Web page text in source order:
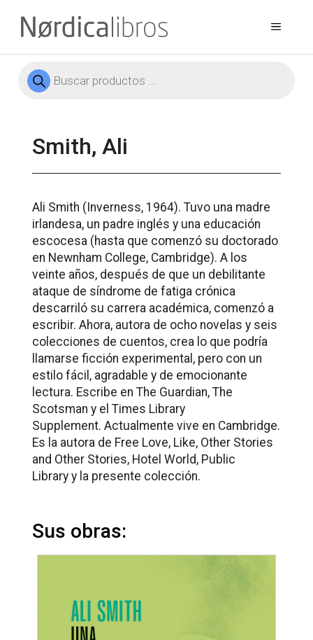
contenido
Menú
Búsqueda
de
Smith, Ali
Ali Smith (Inverness, 1964). Tuvo una madre
irlandesa, un padre inglés y una educación
escocesa (hasta que comenzó su doctorado
en Newnham College, Cambridge). A los
veinte años, después de que un debilitante
ataque de síndrome de fatiga crónica
descarriló su carrera académica, comenzó a
escribir. Ahora, autora de ocho novelas y seis
colecciones de cuentos, crea lo que podría
llamarse ficción experimental, pero con un
estilo fácil, agradable y de emocionante
lectura. Escribe en The Guardian, The
Scotsman y el Times Library
Supplement. Actualmente vive en Cambridge.
Es la autora de Free Love, Like, Other Stories
and Other Stories, Hotel World, Public
Library y la presente colección.
Sus obras: